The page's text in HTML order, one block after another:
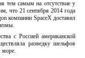
тем самым на отсутствие у
что 21 сентября 2014 года
компании SpaceX доставил
с Россией американской
разведку шельфов
море.